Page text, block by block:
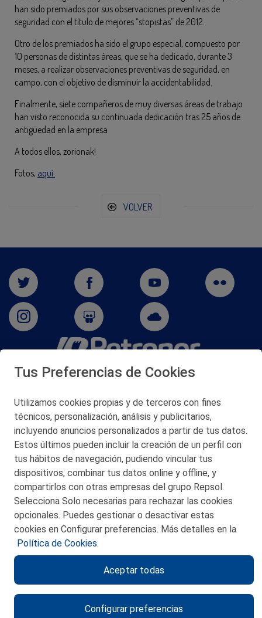
han sido premiados por sus observaciones preventivas de
seguridad con el título de mejores “stopistas” de 2012.
Otro de los premiados ha sido el grupo especial, compuesto por
10 personas de distintas áreas, que se ha dedicado, durante 3
meses, a realizar observaciones preventivas de seguridad, en
campo, con el objetivo de disminuir la accidentabilidad.
Finalmente, siete compañeros de muy diversas áreas de trabajo
han visto reconocida su continuada dedicación tras 25 años de
antigüedad en la empresa
A todos ellos, zorionak!
Fotos, aquí.
VOLVER
San Martín 5-Edificio Muñatones,
© 2026 Petronor S.A.
CONTACTO
MAPA WEB
POLITICA DE PRIVACIDAD
POLITICA DE COOKIES
CANAL DE ÉTICA
Tus Preferencias de Cookies
Utilizamos cookies propias y de terceros con fines
técnicos, personalización, análisis y publicitarios,
incluyendo anuncios personalizados a partir de tus datos.
Estos últimos pueden incluir la creación de un perfil con
tus hábitos de navegación, pudiendo vincular tus
dispositivos, combinar tus datos online y offline, y
compartirlos con otras empresas del grupo Repsol.
Selecciona Solo necesarias para rechazar las cookies
opcionales. Puedes gestionar o desactivar estas
cookies en Configurar preferencias. Más detalles en la
Política de Cookies.
Configurar preferencias
Aceptar todas